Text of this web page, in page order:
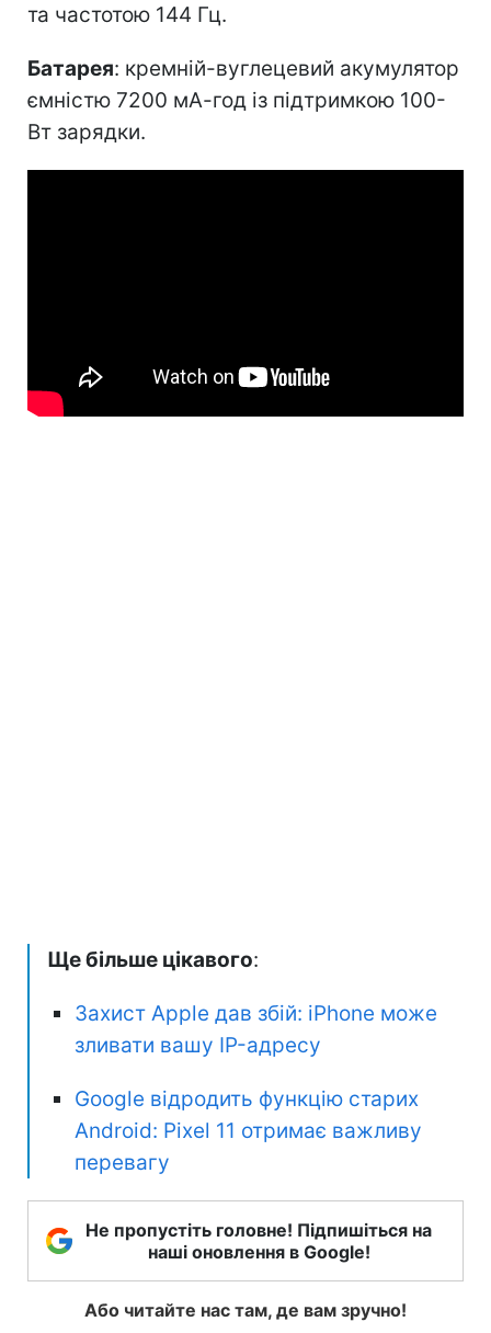
та частотою 144 Гц.
Батарея: кремній-вуглецевий акумулятор
ємністю 7200 мА-год із підтримкою 100-
Вт зарядки.
Ще більше цікавого:
Захист Apple дав збій: iPhone може
зливати вашу IP-адресу
Google відродить функцію старих
Android: Pixel 11 отримає важливу
перевагу
Не пропустіть головне! Підпишіться на
наші оновлення в Google!
Або читайте нас там, де вам зручно!